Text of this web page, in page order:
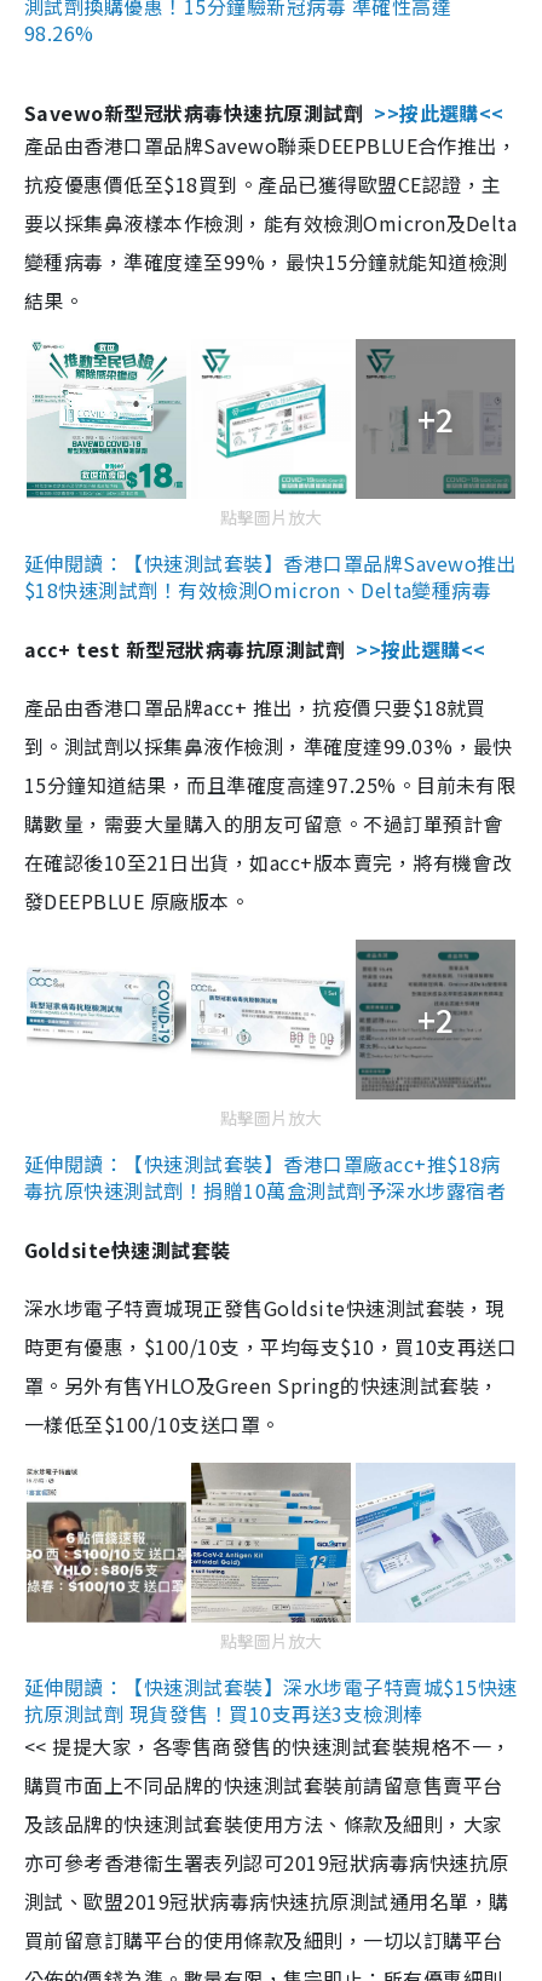
測試劑換購優惠！15分鐘驗新冠病毒 準確性高達
98.26%
Savewo新型冠狀病毒快速抗原測試劑 >>按此選購<<
產品由香港口罩品牌Savewo聯乘DEEPBLUE合作推出，
抗疫優惠價低至$18買到。產品已獲得歐盟CE認證，主
要以採集鼻液樣本作檢測，能有效檢測Omicron及Delta
變種病毒，準確度達至99%，最快15分鐘就能知道檢測
結果。
+2
點擊圖片放大
延伸閱讀：【快速測試套裝】香港口罩品牌Savewo推出
$18快速測試劑！有效檢測Omicron、Delta變種病毒
acc+ test 新型冠狀病毒抗原測試劑 >>按此選購<<
產品由香港口罩品牌acc+ 推出，抗疫價只要$18就買
到。測試劑以採集鼻液作檢測，準確度達99.03%，最快
15分鐘知道結果，而且準確度高達97.25%。目前未有限
購數量，需要大量購入的朋友可留意。不過訂單預計會
在確認後10至21日出貨，如acc+版本賣完，將有機會改
發DEEPBLUE 原廠版本。
+2
點擊圖片放大
延伸閱讀：【快速測試套裝】香港口罩廠acc+推$18病
毒抗原快速測試劑！捐贈10萬盒測試劑予深水埗露宿者
Goldsite快速測試套裝
深水埗電子特賣城現正發售Goldsite快速測試套裝，現
時更有優惠，$100/10支，平均每支$10，買10支再送口
罩。另外有售YHLO及Green Spring的快速測試套裝，
一樣低至$100/10支送口罩。
點擊圖片放大
延伸閱讀：【快速測試套裝】深水埗電子特賣城$15快速
抗原測試劑 現貨發售！買10支再送3支檢測棒
<< 提提大家，各零售商發售的快速測試套裝規格不一，
購買市面上不同品牌的快速測試套裝前請留意售賣平台
及該品牌的快速測試套裝使用方法、條款及細則，大家
亦可參考香港衞生署表列認可2019冠狀病毒病快速抗原
測試、歐盟2019冠狀病毒病快速抗原測試通用名單，購
買前留意訂購平台的使用條款及細則，一切以訂購平台